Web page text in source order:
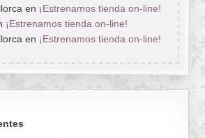
en ¡Estrenamos tienda on-line!
¡Estrenamos tienda on-line!
en ¡Estrenamos tienda on-line!